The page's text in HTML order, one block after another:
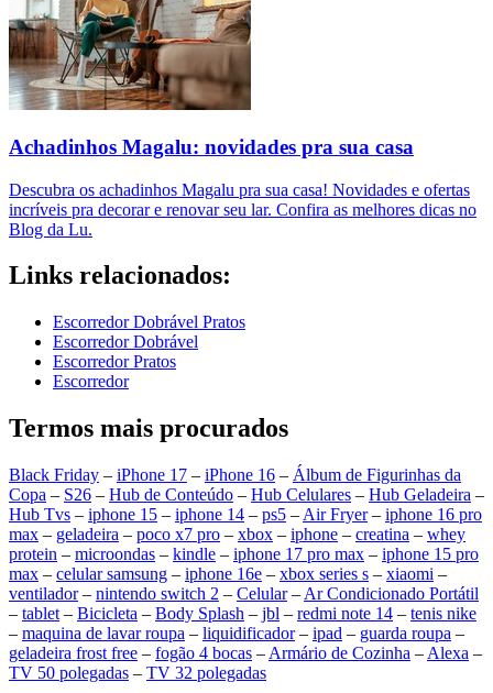
Achadinhos Magalu: novidades pra sua casa
Descubra os achadinhos Magalu pra sua casa! Novidades e ofertas
incríveis pra decorar e renovar seu lar. Confira as melhores dicas no
Blog da Lu.
Links relacionados:
Escorredor Dobrável Pratos
Escorredor Dobrável
Escorredor Pratos
Escorredor
Termos mais procurados
Black Friday – iPhone 17 – iPhone 16 – Álbum de Figurinhas da
Copa – S26 – Hub de Conteúdo – Hub Celulares – Hub Geladeira –
Hub Tvs – iphone 15 – iphone 14 – ps5 – Air Fryer– iphone 16 pro
max – geladeira – poco x7 pro – xbox – iphone – creatina – whey
protein – microondas – kindle – iphone 17 pro max – iphone 15 pro
max – celular samsung – iphone 16e – xbox series s – xiaomi –
ventilador– nintendo switch 2 – Celular– Ar Condicionado Portátil
– tablet – Bicicleta – Body Splash – jbl – redmi note 14 – tenis nike
– maquina de lavar roupa – liquidificador– ipad – guarda roupa –
geladeira frost free – fogão 4 bocas – Armário de Cozinha – Alexa –
TV 50 polegadas – TV 32 polegadas